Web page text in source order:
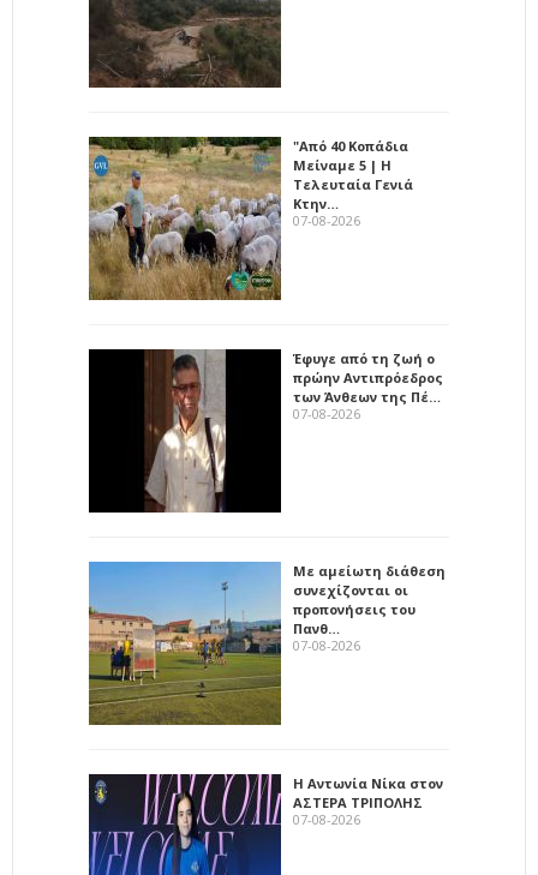
"Από 40 Κοπάδια
Μείναμε 5 | Η
Τελευταία Γενιά
Κτην…
07-08-2026
Έφυγε από τη ζωή ο
πρώην Αντιπρόεδρος
των Άνθεων της Πέ…
07-08-2026
Με αμείωτη διάθεση
συνεχίζονται οι
προπονήσεις του
Πανθ…
07-08-2026
Η Αντωνία Νίκα στον
ΑΣΤΕΡΑ ΤΡΙΠΟΛΗΣ
07-08-2026